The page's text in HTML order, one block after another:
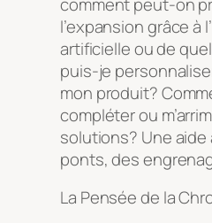
l’expansion grâce à
artificielle ou de
puis-je
mon produit?
compléter ou
solutions? Une aide
ponts, des
La Pensée de la